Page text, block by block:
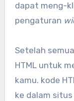
dapat meng-
pengaturan
Setelah
HTML untuk
kamu. kode
ke dalam